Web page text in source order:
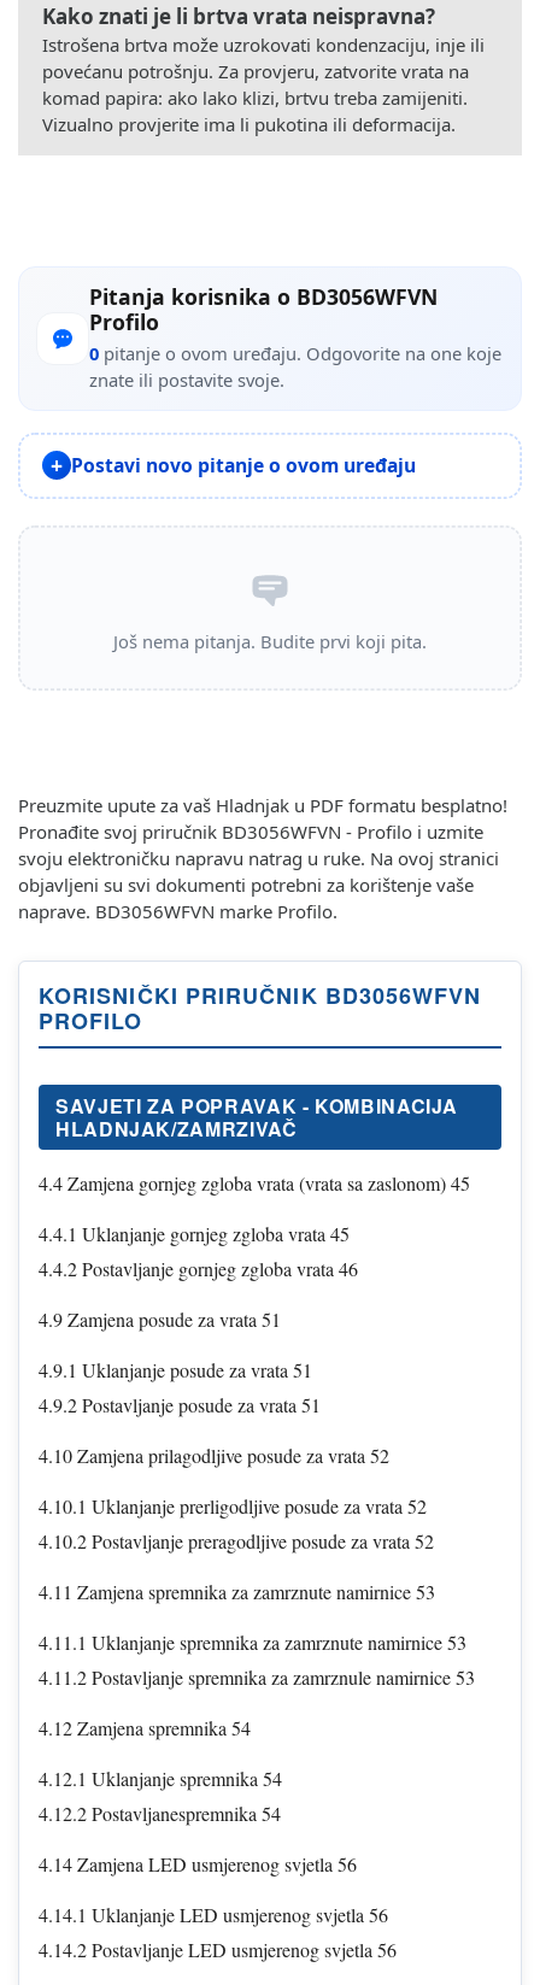
Kako znati je li brtva vrata neispravna?
Istrošena brtva može uzrokovati kondenzaciju, inje ili
povećanu potrošnju. Za provjeru, zatvorite vrata na
komad papira: ako lako klizi, brtvu treba zamijeniti.
Vizualno provjerite ima li pukotina ili deformacija.
Pitanja korisnika o BD3056WFVN
Profilo
0 pitanje o ovom uređaju. Odgovorite na one koje
znate ili postavite svoje.
Postavi novo pitanje o ovom uređaju
Još nema pitanja. Budite prvi koji pita.
Preuzmite upute za vaš Hladnjak u PDF formatu besplatno!
Pronađite svoj priručnik BD3056WFVN - Profilo i uzmite
svoju elektroničku napravu natrag u ruke. Na ovoj stranici
objavljeni su svi dokumenti potrebni za korištenje vaše
naprave. BD3056WFVN marke Profilo.
KORISNIČKI PRIRUČNIK BD3056WFVN
PROFILO
SAVJETI ZA POPRAVAK - KOMBINACIJA
HLADNJAK/ZAMRZIVAČ
4.4 Zamjena gornjeg zgloba vrata (vrata sa zaslonom) 45
4.4.1 Uklanjanje gornjeg zgloba vrata 45
4.4.2 Postavljanje gornjeg zgloba vrata 46
4.9 Zamjena posude za vrata 51
4.9.1 Uklanjanje posude za vrata 51
4.9.2 Postavljanje posude za vrata 51
4.10 Zamjena prilagodljive posude za vrata 52
4.10.1 Uklanjanje prerligodljive posude za vrata 52
4.10.2 Postavljanje preragodljive posude za vrata 52
4.11 Zamjena spremnika za zamrznute namirnice 53
4.11.1 Uklanjanje spremnika za zamrznute namirnice 53
4.11.2 Postavljanje spremnika za zamrznule namirnice 53
4.12 Zamjena spremnika 54
4.12.1 Uklanjanje spremnika 54
4.12.2 Postavljanespremnika 54
4.14 Zamjena LED usmjerenog svjetla 56
4.14.1 Uklanjanje LED usmjerenog svjetla 56
4.14.2 Postavljanje LED usmjerenog svjetla 56